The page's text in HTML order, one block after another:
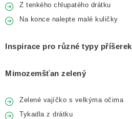
Z tenkého chlupatého drátku
Na konce nalepte malé kuličky
Inspirace pro různé typy příšerek
Mimozemšťan zelený
Zelené vajíčko s velkýma očima
Tykadla z drátku